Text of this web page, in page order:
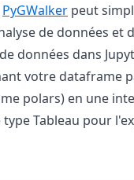
PyGWalker(opens in
peut
de données et
données dans
votre dataframe
polars) en une
Tableau pour